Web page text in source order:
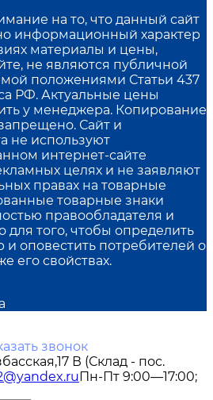
на то, что данный сайт
информационный характер
материалы и цены,
не являются публичной
положениями Статьи 437
РФ. Актуальные цены
у менеджера. Копирование
Сайт и
не используют
интернет-сайте
целях и не заявляют
правах на товарные
товарные знаки
правообладателя и
для того, чтобы определить
и оповестить потребителей о
его свойствах.
звонок
В (Склад - пос.
Пн-Пт 9:00—17:00;